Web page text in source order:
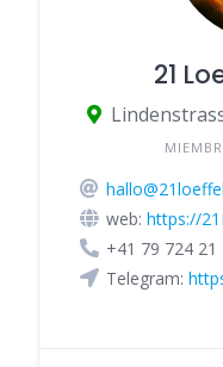
21
web: https://
+41 79 724 21
Telegram: